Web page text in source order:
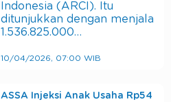
Indonesia (ARCI). Itu
ditunjukkan dengan menjala
1.536.825.000…
10/04/2026, 07:00 WIB
ASSA Injeksi Anak Usaha Rp54